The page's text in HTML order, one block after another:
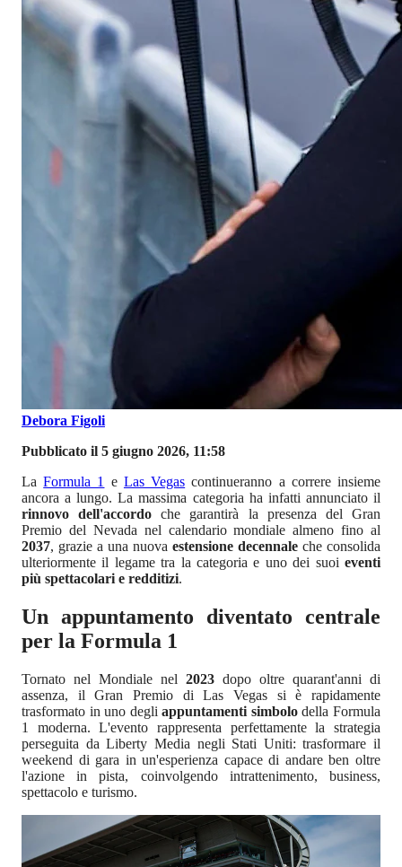
Debora Figoli
Pubblicato il 5 giugno 2026, 11:58
LaFormula 1 e Las Vegas continueranno a correre insieme
ancora a lungo. La massima categoria ha infatti annunciato il
rinnovo dell'accordo che garantirà la presenza del Gran
Premio del Nevada nel calendario mondiale almeno fino al
2037, grazie a una nuova estensione decennale che consolida
ulteriormente il legame tra la categoria e uno dei suoi eventi
più spettacolari e redditizi.
Un appuntamento diventato centrale
per la Formula 1
Tornato nel Mondiale nel 2023 dopo oltre quarant'anni di
assenza, il Gran Premio di Las Vegas si è rapidamente
trasformato in uno degliappuntamenti simbolodella Formula
1 moderna. L'evento rappresenta perfettamente la strategia
perseguita da Liberty Media negli Stati Uniti: trasformare il
weekend di gara in un'esperienza capace di andare ben oltre
l'azione in pista, coinvolgendo intrattenimento, business,
spettacolo e turismo.